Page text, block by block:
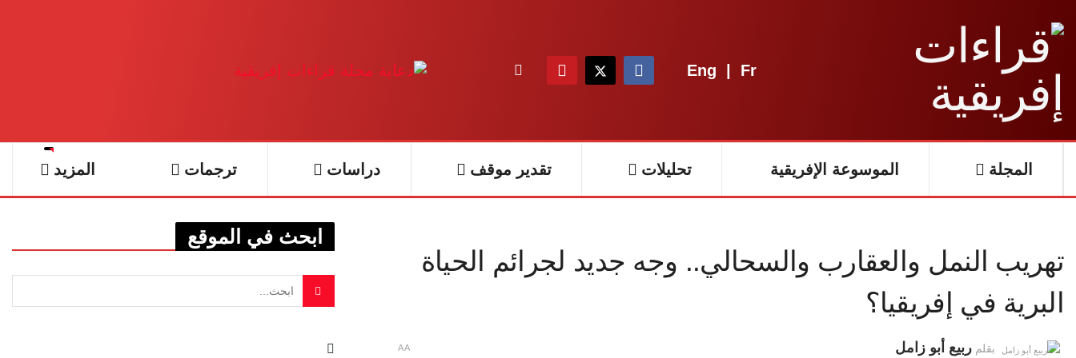
Eng | Fr
المجلة الموسوعة الإفريقية تحليلات تقدير موقف دراسات ترجمات المزيد
تهريب النمل والعقارب والسحالي.. وجه جديد لجرائم الحياة
البرية في إفريقيا؟
بقلمربيع أبو زامل AA
ابحث في الموقع